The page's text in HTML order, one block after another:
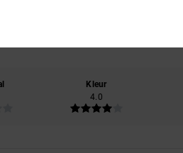
Kleur
4.0